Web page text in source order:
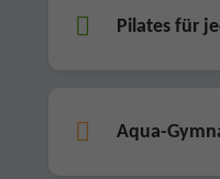
Pilates für
Aqua-